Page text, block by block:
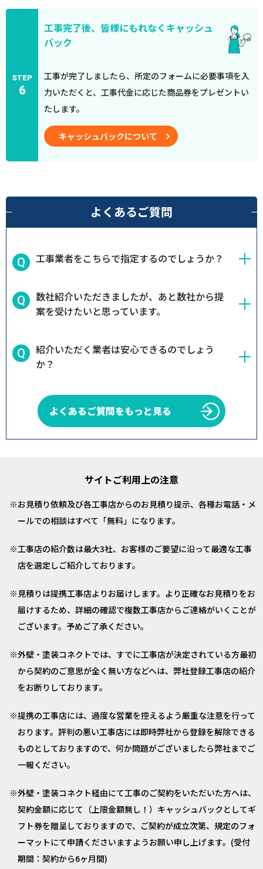
STEP
6
工事完了後、皆様にもれなくキャッシュ
バック
工事が完了しましたら、所定のフォームに必要事項を入
力いただくと、工事代金に応じた商品券をプレゼントい
たします。
キャッシュバックについて
よくあるご質問
工事業者をこちらで指定するのでしょうか？
数社紹介いただきましたが、あと数社から提
案を受けたいと思っています。
紹介いただく業者は安心できるのでしょう
か？
よくあるご質問をもっと見る
サイトご利用上の注意
お見積り依頼及び各工事店からのお見積り提示、各種お電話・メ
ールでの相談はすべて「無料」になります。
工事店の紹介数は最大3社、お客様のご要望に沿って最適な工事
店を選定しご紹介しております。
見積りは提携工事店よりお届けします。より正確なお見積りをお
届けするため、詳細の確認で複数工事店からご連絡がいくことが
ございます。予めご了承ください。
外壁・塗装コネクトでは、すでに工事店が決定されている方最初
から契約のご意思が全く無い方などへは、弊社登録工事店の紹介
をお断りしております。
提携の工事店には、過度な営業を控えるよう厳重な注意を行って
おります。評判の悪い工事店には即時弊社から登録を解除できる
ものとしておりますので、何か問題がございましたら弊社までご
一報ください。
外壁・塗装コネクト経由にて工事のご契約をいただいた方へは、
契約金額に応じて（上限金額無し！）キャッシュバックとしてギ
フト券を贈呈しておりますので、ご契約が成立次第、規定のフォ
ーマットにて申請くださいますようお願い申し上げます。(受付
期間：契約から6ヶ月間)